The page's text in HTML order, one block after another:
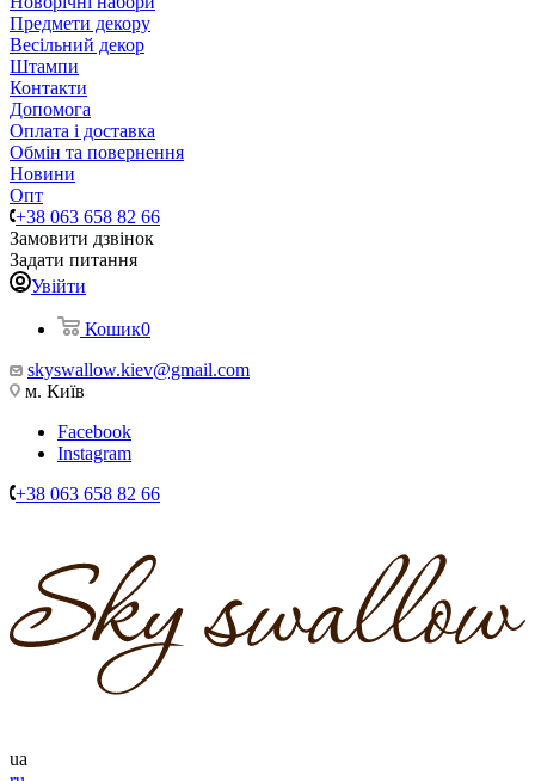
Предмети декору
Весільний декор
Штампи
Контакти
Допомога
Оплата і доставка
Обмін та повернення
Новини
Опт
+38 063 658 82 66
Замовити дзвінок
Задати питання
Увійти
Кошик0
skyswallow.kiev@gmail.com
м. Київ
Facebook
Instagram
+38 063 658 82 66
ua